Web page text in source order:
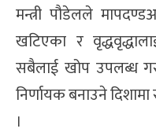
मन्त्री पौडेलले
खटिएका र
सबैलाई खोप उपलब्ध
निर्णायक बनाउने
।